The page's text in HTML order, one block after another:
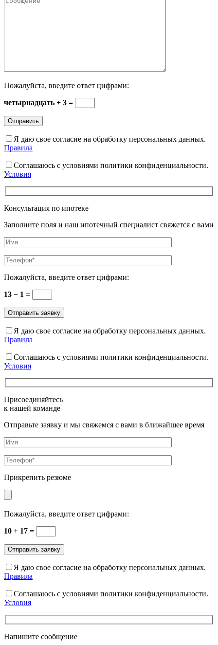
Пожалуйста, введите ответ цифрами:
четырнадцать + 3 =
Я даю свое согласие на обработку персональных данных.
Правила
Соглашаюсь с условиями политики конфиденциальности.
Условия
Консультация по ипотеке
Заполните поля и наш ипотечный специалист свяжется с вами
Пожалуйста, введите ответ цифрами:
13 − 1 =
Я даю свое согласие на обработку персональных данных.
Правила
Соглашаюсь с условиями политики конфиденциальности.
Условия
Присоединяйтесь
к нашей команде
Отправьте заявку и мы свяжемся с вами в ближайшее время
Прикрепить резюме
Пожалуйста, введите ответ цифрами:
10 + 17 =
Я даю свое согласие на обработку персональных данных.
Правила
Соглашаюсь с условиями политики конфиденциальности.
Условия
Напишите сообщение